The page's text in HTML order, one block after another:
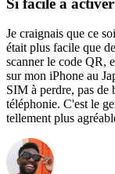
Je craignais que ce
était plus facile que
scanner le code QR,
sur mon iPhone au
SIM à perdre, pas de
téléphonie. C'est le
tellement plus